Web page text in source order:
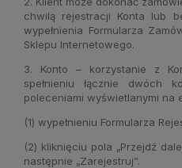
chwilą rejestracji Konta lub
wypełnienia Formularza
Sklepu Internetowego.
3. Konto – korzystanie z
spełnieniu łącznie dwóch
poleceniami wyświetlanymi na
(1) wypełnieniu Formularza
(2) kliknięciu pola „Przejdź
następnie „Zarejestruj”.